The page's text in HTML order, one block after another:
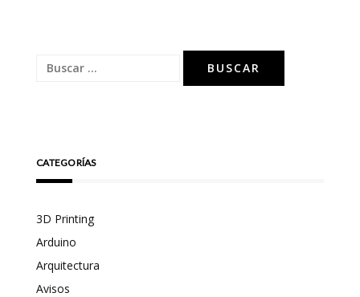
Buscar:
CATEGORÍAS
3D Printing
Arduino
Arquitectura
Avisos